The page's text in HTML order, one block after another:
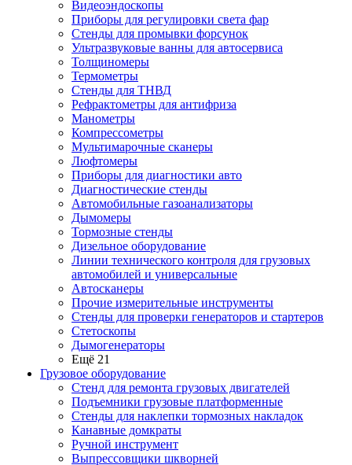
Видеоэндоскопы
Приборы для регулировки света фар
Стенды для промывки форсунок
Ультразвуковые ванны для автосервиса
Толщиномеры
Термометры
Стенды для ТНВД
Рефрактометры для антифриза
Манометры
Компрессометры
Мультимарочные сканеры
Люфтомеры
Приборы для диагностики авто
Диагностические стенды
Автомобильные газоанализаторы
Дымомеры
Тормозные стенды
Дизельное оборудование
Линии технического контроля для грузовых
автомобилей и универсальные
Автосканеры
Прочие измерительные инструменты
Стенды для проверки генераторов и стартеров
Стетоскопы
Дымогенераторы
Ещё 21
Грузовое оборудование
Стенд для ремонта грузовых двигателей
Подъемники грузовые платформенные
Стенды для наклепки тормозных накладок
Канавные домкраты
Ручной инструмент
Выпрессовщики шкворней